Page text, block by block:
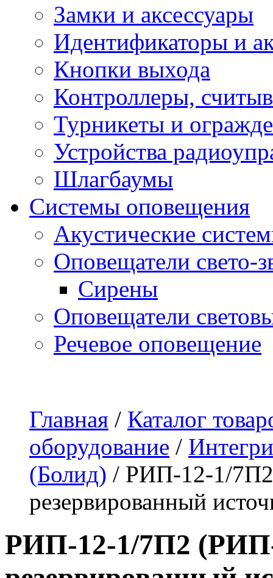
Замки и аксессуары
Идентификаторы и
Кнопки выхода
Контроллеры,
Турникеты и
Устройства
Шлагбаумы
Системы оповещения
Акустические
Оповещатели свето-
Сирены
Оповещатели
Речевое оповещение
Главная / Каталог
оборудование /
(Болид) / РИП-12-1/
резервированный
РИП-12-1/7П2 (РИП-